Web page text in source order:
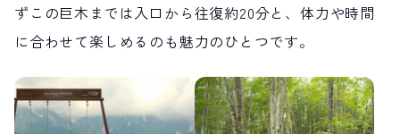
ずこの巨木までは入口から往復約20分と、体力や時間
に合わせて楽しめるのも魅力のひとつです。